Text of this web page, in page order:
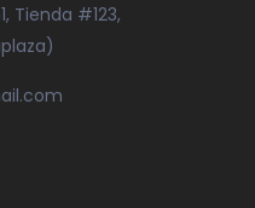
Tienda #123,